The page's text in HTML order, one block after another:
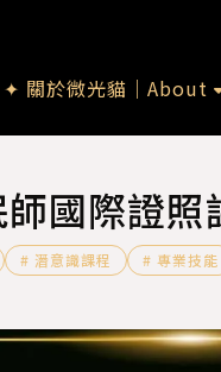
✦ 關於微光貓｜About
國際證
# 潛意識課程 # 專業技能